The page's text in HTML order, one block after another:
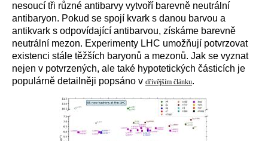
nesoucí tři různé antibarvy vytvoří barevně neutrální
antibaryon. Pokud se spojí kvark s danou barvou a
antikvark s odpovídající antibarvou, získáme barevně
neutrální mezon. Experimenty LHC umožňují potvrzovat
existenci stále těžších baryonů a mezonů. Jak se vyznat
nejen v potvrzených, ale také hypotetických částicích je
populárně detailněji popsáno v dřívějším článku.